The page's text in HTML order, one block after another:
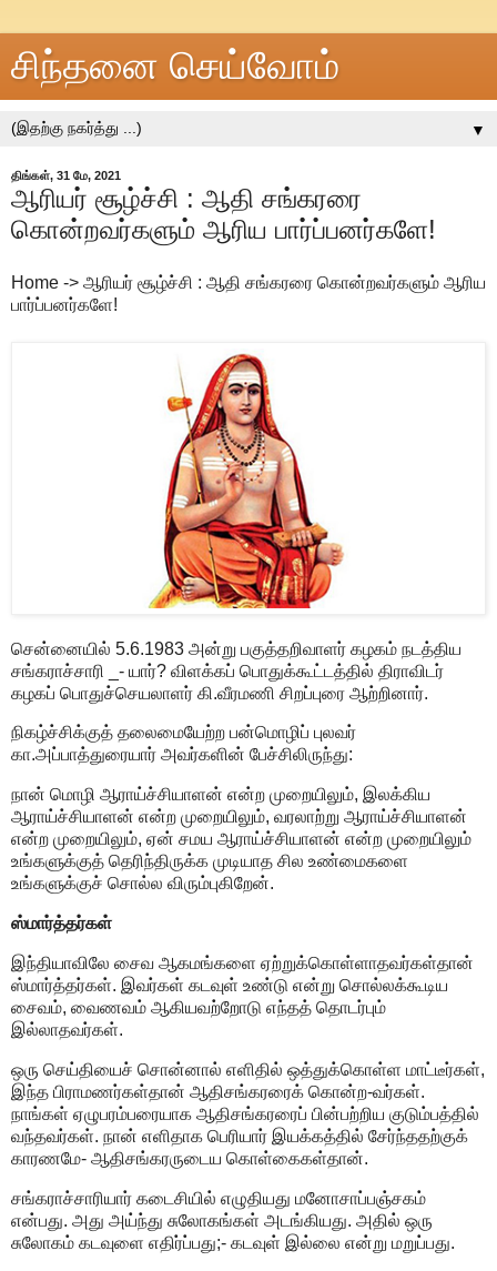
சிந்தனை செய்வோம்
▼
திங்கள், 31 மே, 2021
ஆரியர் சூழ்ச்சி : ஆதி சங்கரரை
கொன்றவர்களும் ஆரிய பார்ப்பனர்களே!
Home -> ஆரியர் சூழ்ச்சி : ஆதி சங்கரரை கொன்றவர்களும் ஆரிய
பார்ப்பனர்களே!
சென்னையில் 5.6.1983 அன்று பகுத்தறிவாளர் கழகம் நடத்திய
சங்கராச்சாரி _- யார்? விளக்கப் பொதுக்கூட்டத்தில் திராவிடர்
கழகப் பொதுச்செயலாளர் கி.வீரமணி சிறப்புரை ஆற்றினார்.
நிகழ்ச்சிக்குத் தலைமையேற்ற பன்மொழிப் புலவர்
கா.அப்பாத்துரையார் அவர்களின் பேச்சிலிருந்து:
நான் மொழி ஆராய்ச்சியாளன் என்ற முறையிலும், இலக்கிய
ஆராய்ச்சியாளன் என்ற முறையிலும், வரலாற்று ஆராய்ச்சியாளன்
என்ற முறையிலும், ஏன் சமய ஆராய்ச்சியாளன் என்ற முறையிலும்
உங்களுக்குத் தெரிந்திருக்க முடியாத சில உண்மைகளை
உங்களுக்குச் சொல்ல விரும்புகிறேன்.
ஸ்மார்த்தர்கள்
இந்தியாவிலே சைவ ஆகமங்களை ஏற்றுக்கொள்ளாதவர்கள்தான்
ஸ்மார்த்தர்கள். இவர்கள் கடவுள் உண்டு என்று சொல்லக்கூடிய
சைவம், வைணவம் ஆகியவற்றோடு எந்தத் தொடர்பும்
இல்லாதவர்கள்.
ஒரு செய்தியைச் சொன்னால் எளிதில் ஒத்துக்கொள்ள மாட்டீர்கள்,
இந்த பிராமணர்கள்தான் ஆதிசங்கரரைக் கொன்ற-வர்கள்.
நாங்கள் ஏழுபரம்பரையாக ஆதிசங்கரரைப் பின்பற்றிய குடும்பத்தில்
வந்தவர்கள். நான் எளிதாக பெரியார் இயக்கத்தில் சேர்ந்ததற்குக்
காரணமே- ஆதிசங்கரருடைய கொள்கைகள்தான்.
சங்கராச்சாரியார் கடைசியில் எழுதியது மனோசாப்பஞ்சகம்
என்பது. அது அய்ந்து சுலோகங்கள் அடங்கியது. அதில் ஒரு
சுலோகம் கடவுளை எதிர்ப்பது;- கடவுள் இல்லை என்று மறுப்பது.